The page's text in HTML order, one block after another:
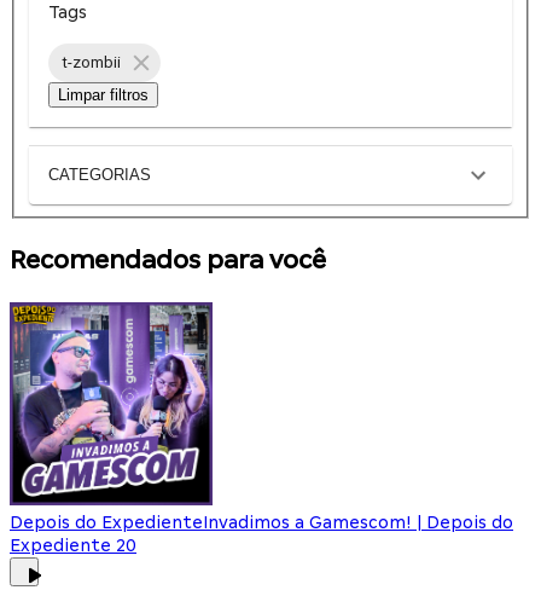
Tags
t-zombii
Limpar filtros
CATEGORIAS
Recomendados para você
Depois do ExpedienteInvadimos a Gamescom! | Depois do
Expediente 20